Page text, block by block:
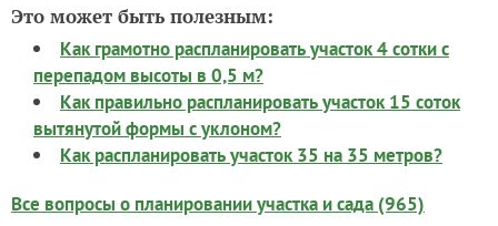
Это может быть полезным:
Как грамотно распланировать участок 4 сотки с
перепадом высоты в 0,5 м?
Как правильно распланировать участок 15 соток
вытянутой формы с уклоном?
Как распланировать участок 35 на 35 метров?
Все вопросы о планировании участка и сада (965)